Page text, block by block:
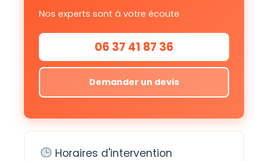
Nos experts sont à votre écoute
06 37 41 87 36
Demander un devis
Horaires d'intervention